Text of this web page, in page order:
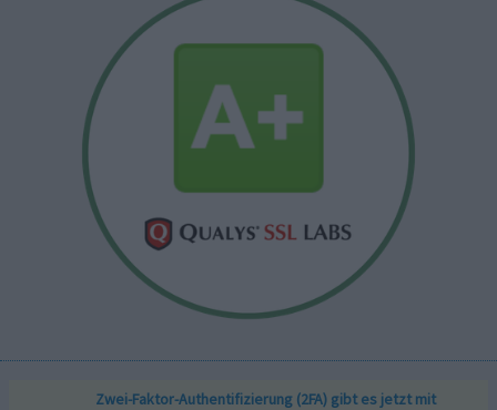
Zwei-Faktor-Authentifizierung (2FA) gibt es jetzt mit